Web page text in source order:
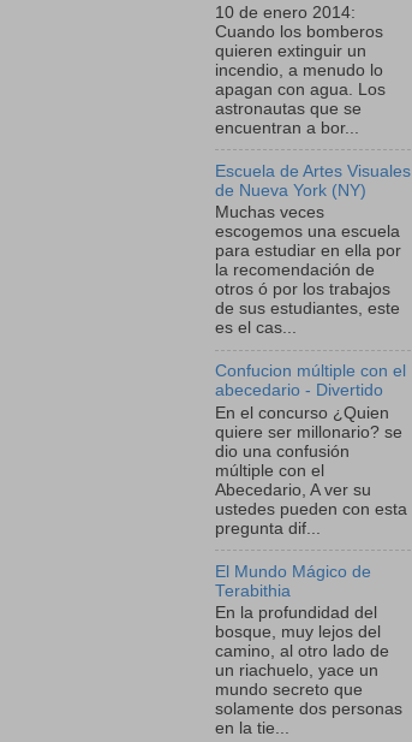
10 de enero 2014:
Cuando los bomberos
quieren extinguir un
incendio, a menudo lo
apagan con agua. Los
astronautas que se
encuentran a bor...
Escuela de Artes Visuales
de Nueva York (NY)
Muchas veces
escogemos una escuela
para estudiar en ella por
la recomendación de
otros ó por los trabajos
de sus estudiantes, este
es el cas...
Confucion múltiple con el
abecedario - Divertido
En el concurso ¿Quien
quiere ser millonario? se
dio una confusión
múltiple con el
Abecedario, A ver su
ustedes pueden con esta
pregunta dif...
El Mundo Mágico de
Terabithia
En la profundidad del
bosque, muy lejos del
camino, al otro lado de
un riachuelo, yace un
mundo secreto que
solamente dos personas
en la tie...